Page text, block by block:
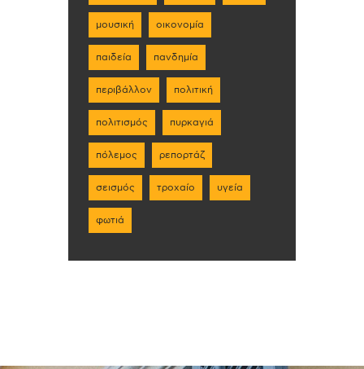
μουσική οικονομία
παιδεία πανδημία
περιβάλλον πολιτική
πολιτισμός πυρκαγιά
πόλεμος ρεπορτάζ
σεισμός τροχαίο υγεία
φωτιά